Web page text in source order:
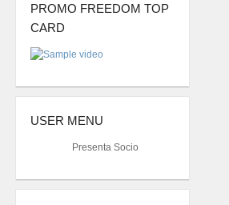
PROMO FREEDOM TOP
CARD
USER MENU
Presenta Socio